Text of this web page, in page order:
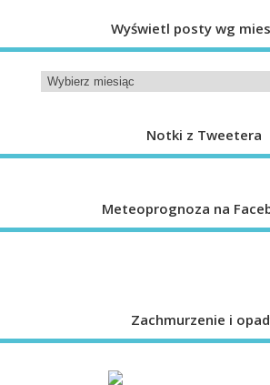
Wyświetl posty wg
Notki z Tweetera
Meteoprognoza na
Zachmurzenie i